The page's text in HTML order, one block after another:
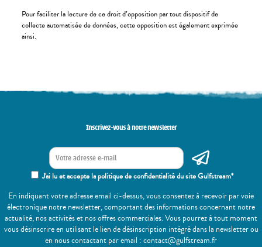
Pour faciliter la lecture de ce droit d’opposition par tout dispositif de
collecte automatisée de données, cette opposition est également exprimée
ainsi.
Inscrivez-vous à notre newsletter
J'ai lu et accepte la politique de confidentialité du site Gulfstream*
En indiquant votre adresse email ci-dessus, vous consentez à recevoir par voie
électronique notre newsletter, comportant des informations concernant notre
actualité, nos activités et nos offres commerciales. Vous pourrez à tout moment
vous désinscrire en utilisant le lien de désinscription intégré dans la newsletter ou
en nous contactant par email : contact@gulfstream.fr